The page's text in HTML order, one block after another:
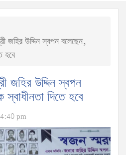
জহির উদ্দিন স্বপন বলেছেন,
হবে
জহির উদ্দিন স্বপন
দিতে হবে
pm